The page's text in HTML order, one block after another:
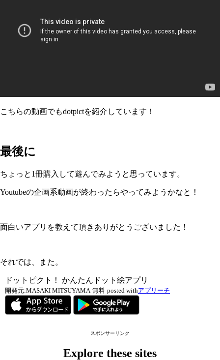
こちらの動画でもdotpictを紹介しています！
最後に
ちょっと1冊購入して遊んでみようと思っています。
Youtubeの企画系動画が終わったらやってみようかなと！
面白いアプリを教えて頂きありがとうございました！
それでは、また。
ドットピクト！ かんたんドット絵アプリ
開発元:MASAKI MITSUYAMA 無料 posted withアプリーチ
スポンサーリンク
Explore these sites